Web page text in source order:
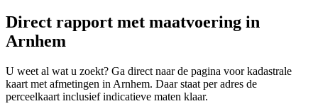
Direct rapport met maatvoering in
Arnhem
U weet al wat u zoekt? Ga direct naar de pagina voor kadastrale
kaart met afmetingen in Arnhem. Daar staat per adres de
perceelkaart inclusief indicatieve maten klaar.